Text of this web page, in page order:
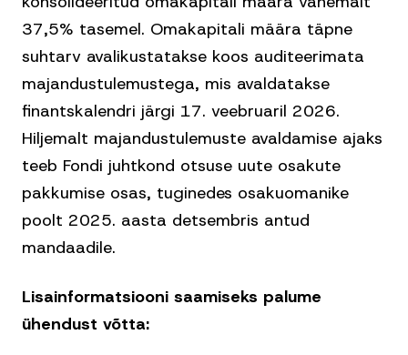
37,5% tasemel. Omakapitali määra täpne
suhtarv avalikustatakse koos auditeerimata
majandustulemustega, mis avaldatakse
finantskalendri järgi 17. veebruaril 2026.
Hiljemalt majandustulemuste avaldamise ajaks
teeb Fondi juhtkond otsuse uute osakute
pakkumise osas, tuginedes osakuomanike
poolt 2025. aasta detsembris antud
mandaadile.
Lisainformatsiooni saamiseks palume
ühendust võtta: